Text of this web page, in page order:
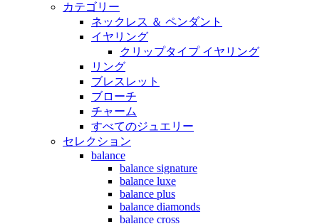
カテゴリー
ネックレス ＆ ペンダント
イヤリング
クリップタイプ イヤリング
リング
ブレスレット
ブローチ
チャーム
すべてのジュエリー
セレクション
balance
balance signature
balance luxe
balance plus
balance diamonds
balance cross